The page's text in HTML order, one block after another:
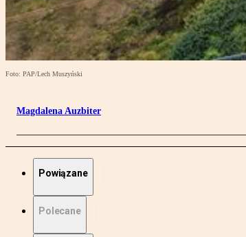
Foto: PAP/Lech Muszyński
Magdalena Auzbiter
Powiązane
Polecane